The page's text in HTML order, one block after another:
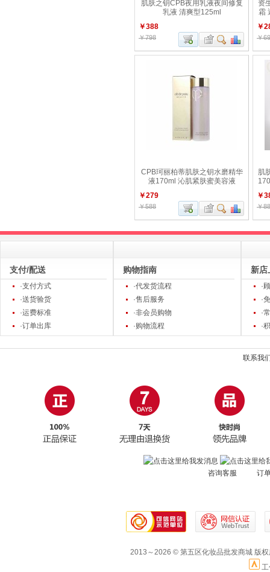
肌肤之钥CPB夜用乳液夜间修复
乳液 清爽型125ml
￥388
￥798
资
霜
￥
￥
CPB珂丽柏蒂肌肤之钥水磨精华
液170ml 沁肌紧肤蜜美容液
￥279
￥588
肌
￥
￥
支付/配送
·支付方式
·送货验货
·运费标准
·订单出库
购物指南
·代发货流程
·售后服务
·非会员购物
·购物流程
新店
·
·
·
·
联系我
咨询客服 订
2013～2026 © 第五区化妆品批发商城 版